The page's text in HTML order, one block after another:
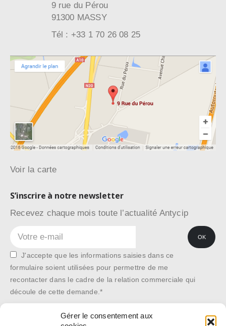
Gérer le consentement aux
9 rue du Pérou
91300 MASSY
Tél : +33 1 70 26 08 25
Voir la carte
S’inscrire à notre newsletter
Recevez chaque mois toute l’actualité Antycip
J'accepte que les informations saisies dans ce
formulaire soient utilisées pour permettre de me
recontacter dans le cadre de la relation commerciale qui
découle de cette demande.*